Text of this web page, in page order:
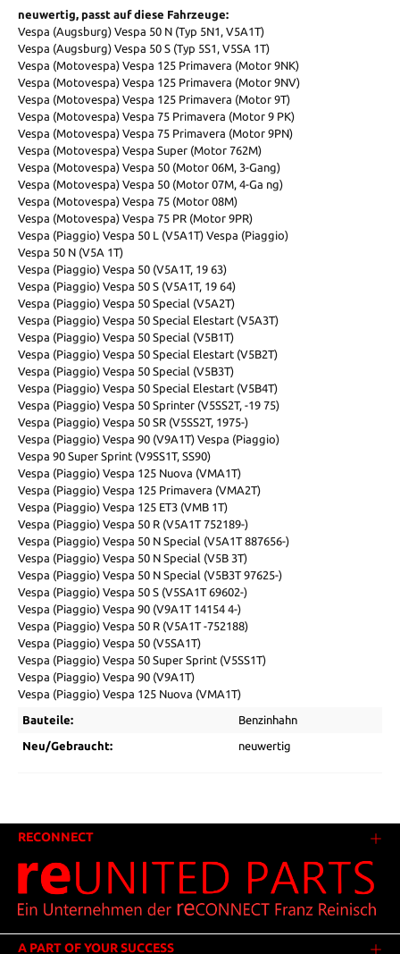
neuwertig, passt auf diese Fahrzeuge:
Vespa (Augsburg) Vespa 50 N (Typ 5N1, V5A1T)
Vespa (Augsburg) Vespa 50 S (Typ 5S1, V5SA 1T)
Vespa (Motovespa) Vespa 125 Primavera (Motor 9NK)
Vespa (Motovespa) Vespa 125 Primavera (Motor 9NV)
Vespa (Motovespa) Vespa 125 Primavera (Motor 9T)
Vespa (Motovespa) Vespa 75 Primavera (Motor 9 PK)
Vespa (Motovespa) Vespa 75 Primavera (Motor 9PN)
Vespa (Motovespa) Vespa Super (Motor 762M)
Vespa (Motovespa) Vespa 50 (Motor 06M, 3-Gang)
Vespa (Motovespa) Vespa 50 (Motor 07M, 4-Ga ng)
Vespa (Motovespa) Vespa 75 (Motor 08M)
Vespa (Motovespa) Vespa 75 PR (Motor 9PR)
Vespa (Piaggio) Vespa 50 L (V5A1T) Vespa (Piaggio)
Vespa 50 N (V5A 1T)
Vespa (Piaggio) Vespa 50 (V5A1T, 19 63)
Vespa (Piaggio) Vespa 50 S (V5A1T, 19 64)
Vespa (Piaggio) Vespa 50 Special (V5A2T)
Vespa (Piaggio) Vespa 50 Special Elestart (V5A3T)
Vespa (Piaggio) Vespa 50 Special (V5B1T)
Vespa (Piaggio) Vespa 50 Special Elestart (V5B2T)
Vespa (Piaggio) Vespa 50 Special (V5B3T)
Vespa (Piaggio) Vespa 50 Special Elestart (V5B4T)
Vespa (Piaggio) Vespa 50 Sprinter (V5SS2T, -19 75)
Vespa (Piaggio) Vespa 50 SR (V5SS2T, 1975-)
Vespa (Piaggio) Vespa 90 (V9A1T) Vespa (Piaggio)
Vespa 90 Super Sprint (V9SS1T, SS90)
Vespa (Piaggio) Vespa 125 Nuova (VMA1T)
Vespa (Piaggio) Vespa 125 Primavera (VMA2T)
Vespa (Piaggio) Vespa 125 ET3 (VMB 1T)
Vespa (Piaggio) Vespa 50 R (V5A1T 752189-)
Vespa (Piaggio) Vespa 50 N Special (V5A1T 887656-)
Vespa (Piaggio) Vespa 50 N Special (V5B 3T)
Vespa (Piaggio) Vespa 50 N Special (V5B3T 97625-)
Vespa (Piaggio) Vespa 50 S (V5SA1T 69602-)
Vespa (Piaggio) Vespa 90 (V9A1T 14154 4-)
Vespa (Piaggio) Vespa 50 R (V5A1T -752188)
Vespa (Piaggio) Vespa 50 (V5SA1T)
Vespa (Piaggio) Vespa 50 Super Sprint (V5SS1T)
Vespa (Piaggio) Vespa 90 (V9A1T)
Vespa (Piaggio) Vespa 125 Nuova (VMA1T)
Bauteile: Benzinhahn
Neu/Gebraucht: neuwertig
RECONNECT
A PART OF YOUR SUCCESS